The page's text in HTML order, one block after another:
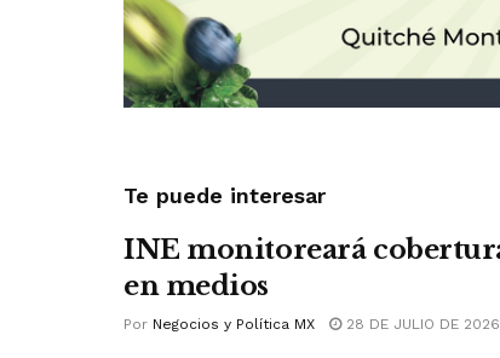
Te puede interesar
INE monitoreará
en medios
Por Negocios y Política MX 28 DE JULIO DE 2026